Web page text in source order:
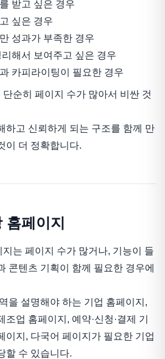
받고 싶은 경우
싶은 경우
성과가 부족한 경우
해서 보여주고 싶은 경우
카피라이팅이 필요한 경우
순히 페이지 수가 많아서 비싼 것
하고 신뢰하게 되는 구조를 함께 만
이 더 정확합니다.
페이지
는 페이지 수가 많거나, 기능이 들
콘텐츠 기획이 함께 필요한 경우에
을 설명해야 하는 기업 홈페이지,
업 홈페이지, 예약·신청·결제 기
이지, 다국어 페이지가 필요한 기업
할 수 있습니다.